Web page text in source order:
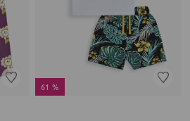
61 %